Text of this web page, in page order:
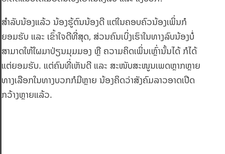
ສຳລັບນ້ອງແລ້ວ ນ້ອງຮູ້ຕົນນ້ອງດີ ແຕ່ໃນຄອບຄົວນ້ອງເພິ່ນກໍ
ຍອມຮັບ ແລະ ເຂົ້າໃຈດີທີ່ສຸດ, ສ່ວນຄົນເບິ່ງເຮົາໃນທາງລົບນ້ອງບໍ່
ສາມາດໃຫ້ໃຜມາປ່ຽນມຸມມອງ ຫຼື ຄວາມຄິດເພິ່ນເຫຼົ່ານັ້ນໄດ້ ກໍໄດ້
ແຕ່ຍອມຮັບ. ແຕ່ຄົນທີ່ເຫັນດີ ແລະ ສະໜັບສະໜູນເພດຫຼາກຫຼາຍ
ທາງເລືອກໃນທາງບວກກໍມີຫຼາຍ ນ້ອງຄິດວ່າສັງຄົມລາວອາດເປີດ
ກວ້າງຫຼາຍແລ້ວ.